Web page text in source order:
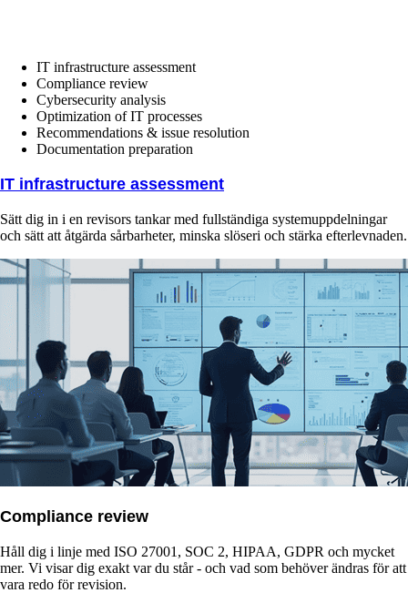
IT infrastructure assessment
Compliance review
Cybersecurity analysis
Optimization of IT processes
Recommendations & issue resolution
Documentation preparation
IT infrastructure assessment
Sätt dig in i en revisors tankar med fullständiga systemuppdelningar
och sätt att åtgärda sårbarheter, minska slöseri och stärka efterlevnaden.
Compliance review
Håll dig i linje med ISO 27001, SOC 2, HIPAA, GDPR och mycket
mer. Vi visar dig exakt var du står - och vad som behöver ändras för att
vara redo för revision.